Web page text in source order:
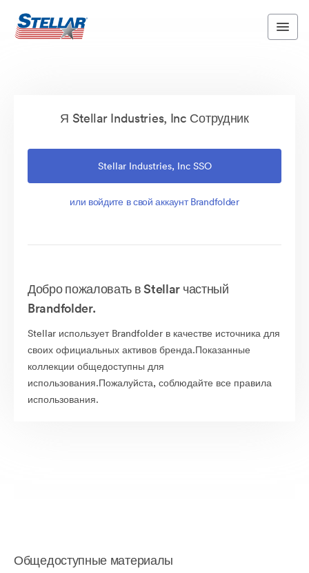
Я Stellar Industries, Inc Сотрудник
Stellar Industries, Inc SSO
или войдите в свой аккаунт Brandfolder
Добро пожаловать в Stellar частный
Brandfolder.
Stellar использует Brandfolder в качестве источника для
своих официальных активов бренда.Показанные
коллекции общедоступны для
использования.Пожалуйста, соблюдайте все правила
использования.
Общедоступные материалы